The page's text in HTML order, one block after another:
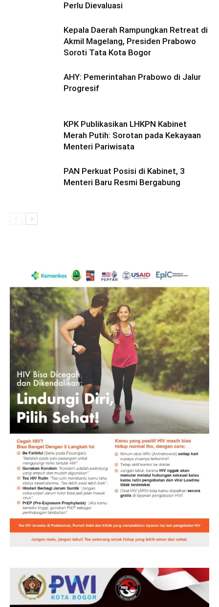
Perlu Dievaluasi
Kepala Daerah Rampungkan Retreat di
Akmil Magelang, Presiden Prabowo
Soroti Tata Kota Bogor
AHY: Pemerintahan Prabowo di Jalur
Progresif
KPK Publikasikan LHKPN Kabinet
Merah Putih: Sorotan pada Kekayaan
Menteri Pariwisata
PAN Perkuat Posisi di Kabinet, 3
Menteri Baru Resmi Bergabung